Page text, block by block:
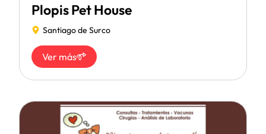
Plopis Pet House
Santiago de Surco
Ver más